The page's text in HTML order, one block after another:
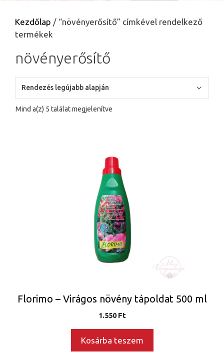
Kezdőlap / “növényerősítő” címkével rendelkező
termékek
növényerősítő
Mind a(z) 5 találat megjelenítve
Florimo – Virágos növény tápoldat 500 ml
1.550Ft
Kosárba teszem